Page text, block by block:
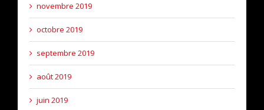
novembre 2019
octobre 2019
septembre 2019
août 2019
juin 2019